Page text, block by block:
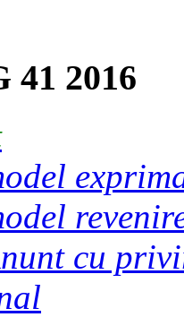
41 2016
cu